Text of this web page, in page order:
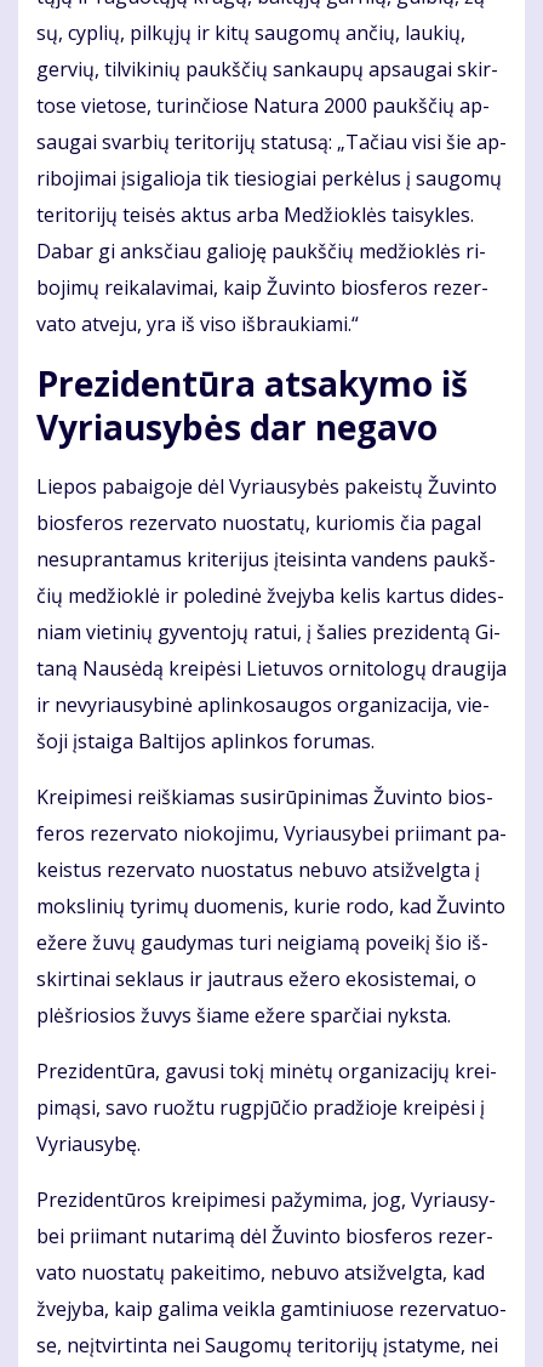
sų, cyp­lių, pil­kų­jų ir ki­tų sau­go­mų an­čių, lau­kių,
ger­vių, til­vi­ki­nių paukš­čių san­kau­pų ap­sau­gai skir­
to­se vie­to­se, tu­rin­čio­se Na­tu­ra 2000 paukš­čių ap­
sau­gai svar­bių te­ri­to­ri­jų sta­tu­są: „Ta­čiau vi­si šie ap­
ri­bo­ji­mai įsi­ga­lio­ja tik tie­sio­giai per­kė­lus į sau­go­mų
te­ri­to­ri­jų tei­sės ak­tus ar­ba Me­džiok­lės tai­syk­les.
Da­bar gi anks­čiau ga­lio­ję paukš­čių me­džiok­lės ri­
bo­ji­mų rei­ka­la­vi­mai, kaip Žu­vin­to bios­fe­ros re­zer­
va­to at­ve­ju, yra iš vi­so iš­brau­kia­mi.“
Pre­zi­den­tū­ra at­sa­ky­mo iš
Vy­riau­sy­bės dar ne­ga­vo
Lie­pos pa­bai­go­je dėl Vy­riau­sy­bės pa­keis­tų Žu­vin­to
bios­fe­ros re­zer­va­to nuo­sta­tų, ku­rio­mis čia pa­gal
ne­su­pran­ta­mus kri­te­ri­jus įtei­sin­ta van­dens paukš­
čių me­džiok­lė ir po­le­di­nė žve­jy­ba ke­lis kar­tus di­des­
niam vie­ti­nių gy­ven­to­jų ra­tui, į ša­lies pre­zi­den­tą Gi­
ta­ną Nau­sė­dą krei­pė­si Lie­tu­vos or­ni­to­lo­gų drau­gi­ja
ir ne­vy­riau­sy­bi­nė ap­lin­ko­sau­gos or­ga­ni­za­ci­ja, vie­
šo­ji įstai­ga Bal­ti­jos ap­lin­kos fo­ru­mas.
Krei­pi­me­si reiš­kia­mas su­si­rū­pi­ni­mas Žu­vin­to bios­
fe­ros re­zer­va­to nio­ko­ji­mu, Vy­riau­sy­bei pri­imant pa­
keis­tus re­zer­va­to nuo­sta­tus ne­bu­vo at­si­žvelg­ta į
moks­li­nių ty­ri­mų duo­me­nis, ku­rie ro­do, kad Žu­vin­to
eže­re žu­vų gau­dy­mas tu­ri ne­igia­mą po­vei­kį šio iš­
skir­ti­nai sek­laus ir jaut­raus eže­ro eko­sis­te­mai, o
plėš­rio­sios žu­vys šia­me eže­re spar­čiai nyks­ta.
Pre­zi­den­tū­ra, ga­vu­si to­kį mi­nė­tų or­ga­ni­za­ci­jų krei­
pi­mą­si, sa­vo ruož­tu rug­pjū­čio pra­džio­je krei­pė­si į
Vy­riau­sy­bę.
Pre­zi­den­tū­ros krei­pi­me­si pa­žy­mi­ma, jog, Vy­riau­sy­
bei pri­imant nu­ta­ri­mą dėl Žu­vin­to bios­fe­ros re­zer­
va­to nuo­sta­tų pa­kei­ti­mo, ne­bu­vo at­si­žvelg­ta, kad
žve­jy­ba, kaip ga­li­ma veik­la gam­ti­niuo­se re­zer­va­tuo­
se, ne­įtvir­tin­ta nei Sau­go­mų te­ri­to­ri­jų įsta­ty­me, nei